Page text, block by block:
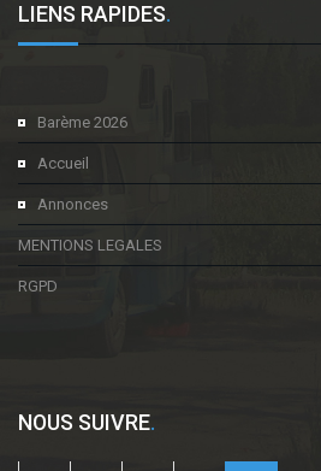
LIENS RAPIDES.
Barème 2026
Accueil
Annonces
MENTIONS LEGALES
RGPD
NOUS SUIVRE.